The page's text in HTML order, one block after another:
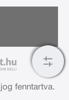
fenntartva.